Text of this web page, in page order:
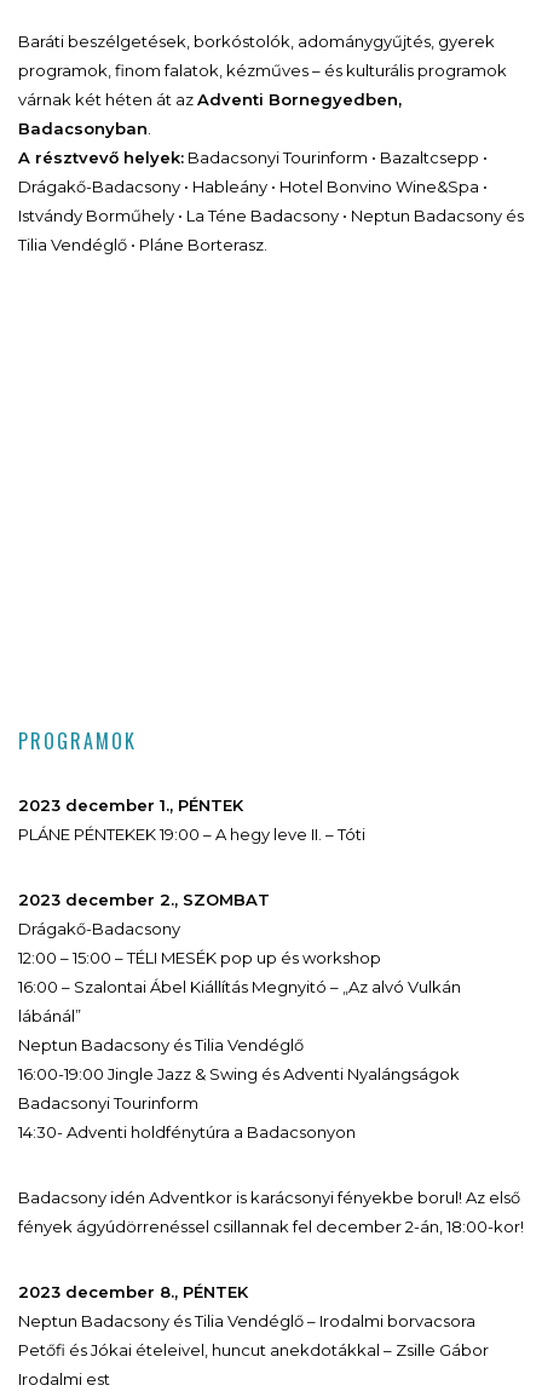
Baráti beszélgetések, borkóstolók, adománygyűjtés, gyerek
programok, finom falatok, kézműves – és kulturális programok
várnak két héten át azAdventi Bornegyedben,
Badacsonyban
A résztvevő helyek: Badacsonyi Tourinform • Bazaltcsepp •
Drágakő-Badacsony • Hableány • Hotel Bonvino Wine&Spa •
Istvándy Borműhely • La Téne Badacsony • Neptun Badacsony és
Tilia Vendéglő • Pláne Borterasz.
PROGRAMOK
2023 december 1., PÉNTEK
PLÁNE PÉNTEKEK 19:00 – A hegy leve II. – Tóti
2023 december 2., SZOMBAT
Drágakő-Badacsony
12:00 – 15:00 – TÉLI MESÉK pop up és workshop
16:00 – Szalontai Ábel Kiállítás Megnyitó – „Az alvó Vulkán
lábánál”
Neptun Badacsony és Tilia Vendéglő
16:00-19:00 Jingle Jazz & Swing és Adventi Nyalángságok
Badacsonyi Tourinform
14:30- Adventi holdfénytúra a Badacsonyon
Badacsony idén Adventkor is karácsonyi fényekbe borul! Az első
fények ágyúdörrenéssel csillannak fel december 2-án, 18:00-kor!
2023 december 8., PÉNTEK
Neptun Badacsony és Tilia Vendéglő – Irodalmi borvacsora
Petőfi és Jókai ételeivel, huncut anekdotákkal – Zsille Gábor
Irodalmi est